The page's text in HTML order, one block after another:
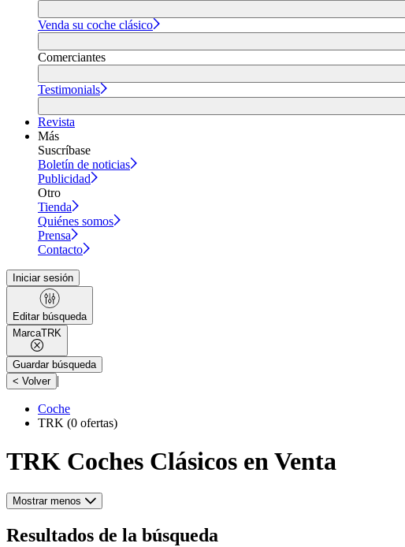
Venda su coche clásico
Comerciantes
Testimonials
Revista
Más
Suscríbase
Boletín de noticias
Publicidad
Otro
Tienda
Quiénes somos
Prensa
Contacto
Iniciar sesión
Editar búsqueda
MarcaTRK
Guardar búsqueda
< Volver |
Coche
TRK (0 ofertas)
TRK Coches Clásicos en Venta
Mostrar menos
Resultados de la búsqueda